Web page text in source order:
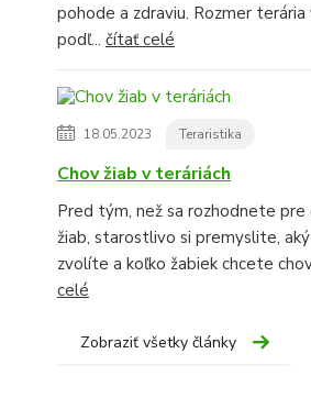
pohode a zdraviu. Rozmer
podľ... čítať celé
18.05.2023 Teraristika
Chov žiab v teráriách
Pred tým, než sa rozhodnete pre
žiab, starostlivo si premyslite,
zvolíte a koľko žabiek chcete
celé
Zobraziť všetky články